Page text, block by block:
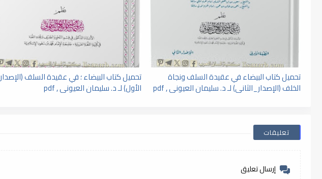
تحميل كتاب البيضاء في عقيدة السلف ونجاة
الخلف (الإصدار_الثاني) لـ د. سليمان العيونى , pdf
تحميل كتاب البيضاء ؛ في عقيدة السلف (الإصدار
الأول) لـ د. سليمان العيونى , pdf
تعليقات
إرسال تعليق